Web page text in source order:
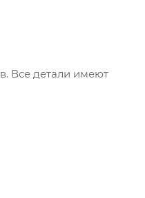
Все детали имеют